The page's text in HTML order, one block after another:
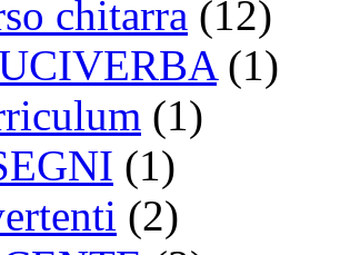
chitarra (12)
(1)
(1)
(1)
(2)